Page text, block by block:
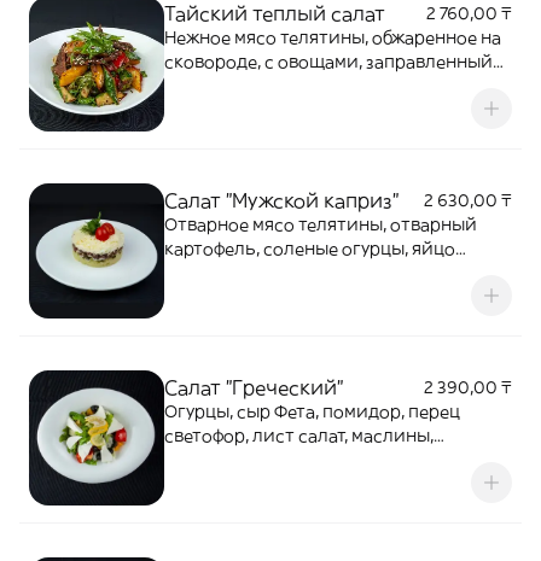
Тайский теплый салат
2 760,00 ₸
Нежное мясо телятины, обжаренное на
сковороде, с овощами, заправленный
Салат "Мужской каприз"
2 630,00 ₸
Отварное мясо телятины, отварный
картофель, соленые огурцы, яйцо
Салат "Греческий"
2 390,00 ₸
Огурцы, сыр Фета, помидор, перец
светофор, лист салат, маслины,